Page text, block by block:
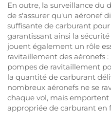
En outre, la surveillance du
de s'assurer qu'un aéronef
suffisante de carburant
garantissant ainsi la
jouent également un rôle
ravitaillement des aéronefs
pompes de ravitaillement
la quantité de carburant
nombreux aéronefs ne se
chaque vol, mais
appropriée de carburant en